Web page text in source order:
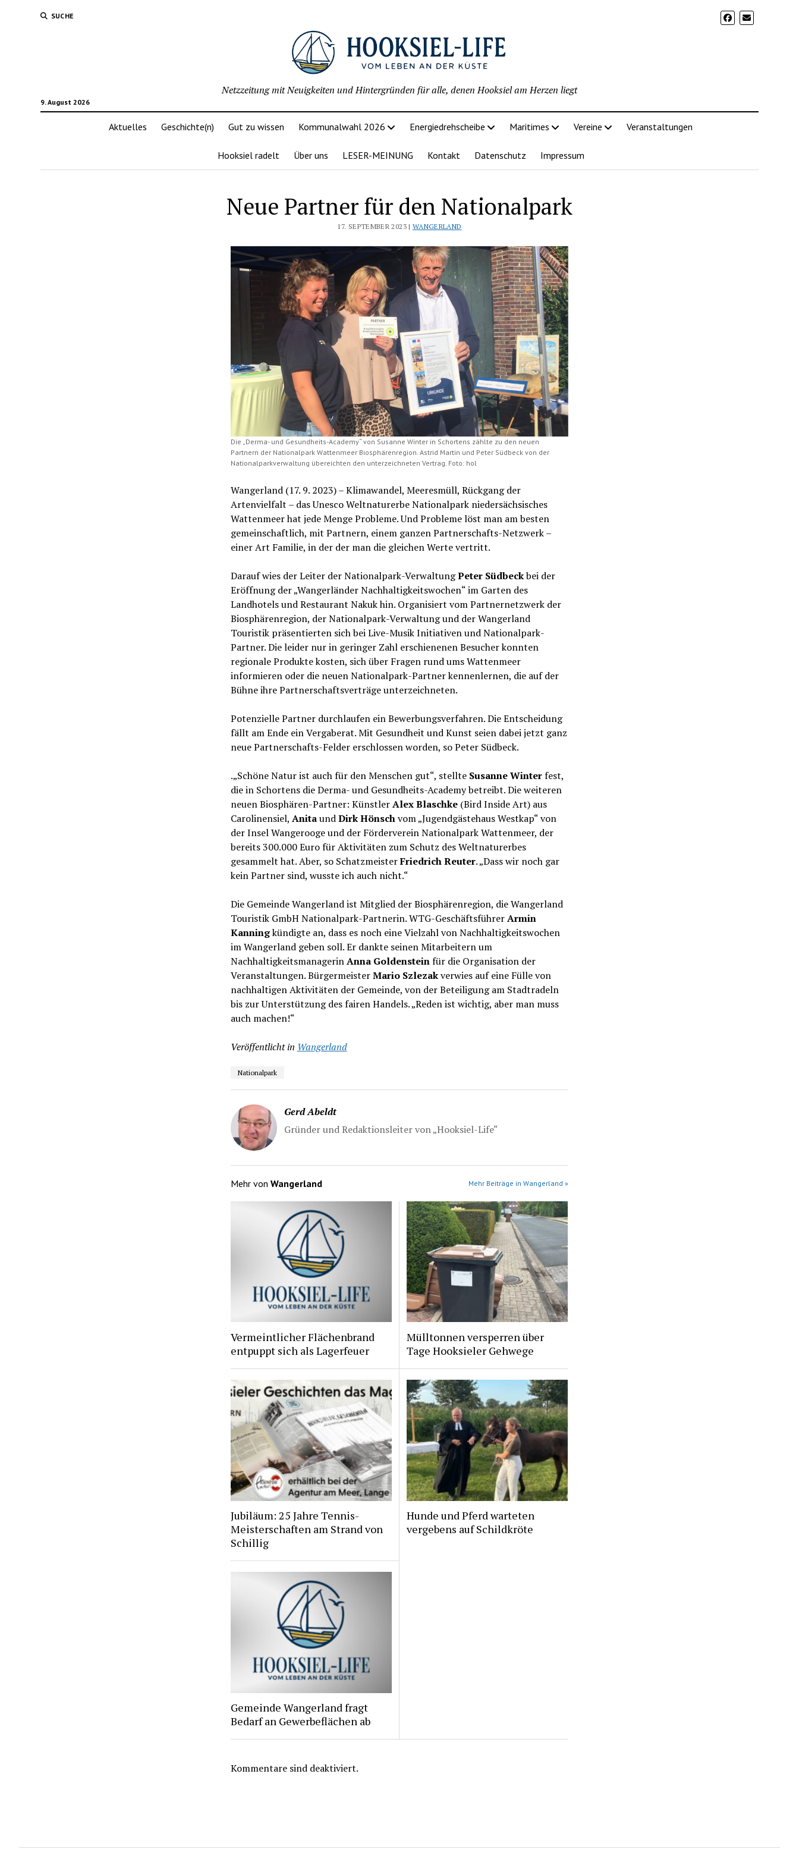
SUCHE
9. August 2026
Netzzeitung mit Neuigkeiten und Hintergründen für alle, denen Hooksiel am Herzen liegt
Aktuelles Geschichte(n) Gut zu wissen Kommunalwahl 2026 Energiedrehscheibe Maritimes Vereine Veranstaltungen
Hooksiel radelt Über uns LESER-MEINUNG Kontakt Datenschutz Impressum
Neue Partner für den Nationalpark
17. SEPTEMBER 2023 | WANGERLAND
Die „Derma- und Gesundheits-Academy“ von Susanne Winter in Schortens zählte zu den neuen
Partnern der Nationalpark Wattenmeer Biosphärenregion. Astrid Martin und Peter Südbeck von der
Nationalparkverwaltung übereichten den unterzeichneten Vertrag. Foto: hol
Wangerland (17. 9. 2023) – Klimawandel, Meeresmüll, Rückgang der
Artenvielfalt – das Unesco Weltnaturerbe Nationalpark niedersächsisches
Wattenmeer hat jede Menge Probleme. Und Probleme löst man am besten
gemeinschaftlich, mit Partnern, einem ganzen Partnerschafts-Netzwerk –
einer Art Familie, in der der man die gleichen Werte vertritt.
Darauf wies der Leiter der Nationalpark-VerwaltungPeter Südbeckbei der
Eröffnung der „Wangerländer Nachhaltigkeitswochen“ im Garten des
Landhotels und Restaurant Nakuk hin. Organisiert vom Partnernetzwerk der
Biosphärenregion, der Nationalpark-Verwaltung und der Wangerland
Touristik präsentierten sich bei Live-Musik Initiativen und Nationalpark-
Partner. Die leider nur in geringer Zahl erschienenen Besucher konnten
regionale Produkte kosten, sich über Fragen rund ums Wattenmeer
informieren oder die neuen Nationalpark-Partner kennenlernen, die auf der
Bühne ihre Partnerschaftsverträge unterzeichneten.
Potenzielle Partner durchlaufen ein Bewerbungsverfahren. Die Entscheidung
fällt am Ende ein Vergaberat. Mit Gesundheit und Kunst seien dabei jetzt ganz
neue Partnerschafts-Felder erschlossen worden, so Peter Südbeck.
.„Schöne Natur ist auch für den Menschen gut“, stellte Susanne Winterfest,
die in Schortens die Derma- und Gesundheits-Academy betreibt. Die weiteren
neuen Biosphären-Partner: KünstlerAlex Blaschke (Bird Inside Art) aus
Carolinensiel, AnitaundDirk Hönschvom „Jugendgästehaus Westkap“ von
der Insel Wangerooge und der Förderverein Nationalpark Wattenmeer, der
bereits 300.000 Euro für Aktivitäten zum Schutz des Weltnaturerbes
gesammelt hat. Aber, so SchatzmeisterFriedrich Reuter. „Dass wir noch gar
kein Partner sind, wusste ich auch nicht.“
Die Gemeinde Wangerland ist Mitglied der Biosphärenregion, die Wangerland
Touristik GmbH Nationalpark-Partnerin. WTG-GeschäftsführerArmin
Kanningkündigte an, dass es noch eine Vielzahl von Nachhaltigkeitswochen
im Wangerland geben soll. Er dankte seinen Mitarbeitern um
NachhaltigkeitsmanagerinAnna Goldensteinfür die Organisation der
Veranstaltungen. BürgermeisterMario Szlezakverwies auf eine Fülle von
nachhaltigen Aktivitäten der Gemeinde, von der Beteiligung am Stadtradeln
bis zur Unterstützung des fairen Handels. „Reden ist wichtig, aber man muss
auch machen!“
Veröffentlicht in Wangerland
Nationalpark
Gerd Abeldt
Gründer und Redaktionsleiter von „Hooksiel-Life“
Mehr von Wangerland Mehr Beiträge in Wangerland »
Vermeintlicher Flächenbrand
entpuppt sich als Lagerfeuer
Mülltonnen versperren über
Tage Hooksieler Gehwege
Jubiläum: 25 Jahre Tennis-
Meisterschaften am Strand von
Schillig
Hunde und Pferd warteten
vergebens auf Schildkröte
Gemeinde Wangerland fragt
Bedarf an Gewerbeflächen ab
Kommentare sind deaktiviert.